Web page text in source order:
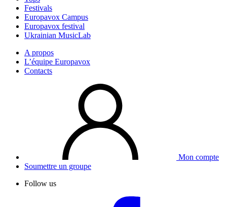
Festivals
Europavox Campus
Europavox festival
Ukrainian MusicLab
A propos
L’équipe Europavox
Contacts
Mon compte
Soumettre un groupe
Follow us